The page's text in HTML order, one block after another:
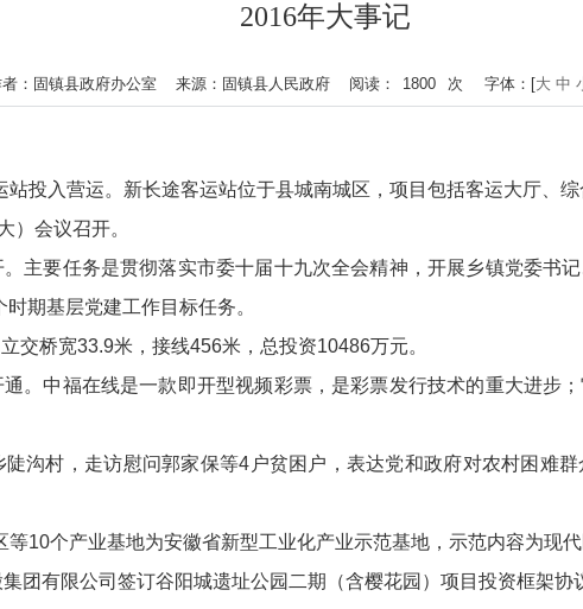
2016年大事记
：固镇县政府办公室 来源：固镇县人民政府 阅读： 1800 次 字体：[大 中
投入营运。新长途客运站位于县城南城区，项目包括客运大厅、
）会议召开。
主要任务是贯彻落实市委十届十九次全会精神，开展乡镇党委书
期基层党建工作目标任务。
交桥宽33.9米，接线456米，总投资10486万元。
。中福在线是一款即开型视频彩票，是彩票发行技术的重大进步
沟村，走访慰问郭家保等4户贫困户，表达党和政府对农村困难
10个产业基地为安徽省新型工业化产业示范基地，示范内容为现代
团有限公司签订谷阳城遗址公园二期（含樱花园）项目投资框架协